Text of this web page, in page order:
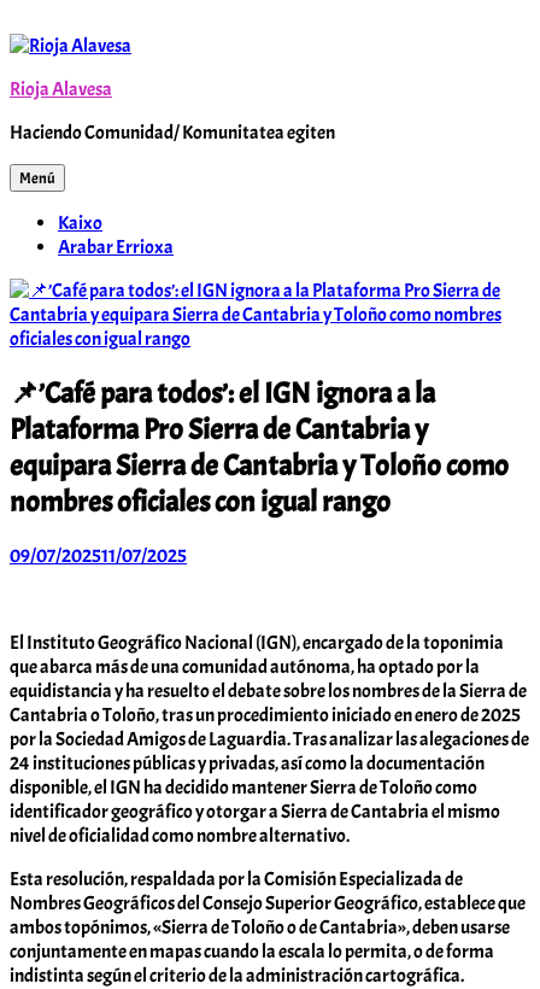
al
Rioja Alavesa
Haciendo Comunidad/ Komunitatea egiten
Menú
Kaixo
Arabar Errioxa
📌’Café para todos’: el IGN ignora a la
Plataforma Pro Sierra de Cantabria y
equipara Sierra de Cantabria y Toloño como
nombres oficiales con igual rango
09/07/202511/07/2025
El Instituto Geográfico Nacional (IGN), encargado de la toponimia
que abarca más de una comunidad autónoma, ha optado por la
equidistancia y ha resuelto el debate sobre los nombres de la Sierra de
Cantabria o Toloño, tras un procedimiento iniciado en enero de 2025
por la Sociedad Amigos de Laguardia. Tras analizar las alegaciones de
24 instituciones públicas y privadas, así como la documentación
disponible, el IGN ha decidido mantener Sierra de Toloño como
identificador geográfico y otorgar a Sierra de Cantabria el mismo
nivel de oficialidad como nombre alternativo.
Esta resolución, respaldada por la Comisión Especializada de
Nombres Geográficos del Consejo Superior Geográfico, establece que
ambos topónimos, «Sierra de Toloño o de Cantabria», deben usarse
conjuntamente en mapas cuando la escala lo permita, o de forma
indistinta según el criterio de la administración cartográfica.